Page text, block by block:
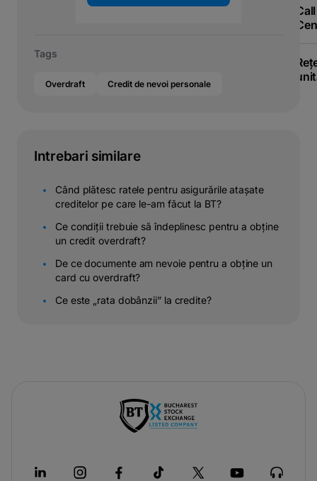
Call
Tags
Overdraft Credit de nevoi personale
Intrebari similare
Când plătesc ratele pentru asigurările atașate
creditelor pe care le-am făcut la BT?
Ce condiții trebuie să îndeplinesc pentru a obține
un credit overdraft?
De ce documente am nevoie pentru a obține un
card cu overdraft?
Ce este „rata dobânzii” la credite?
a